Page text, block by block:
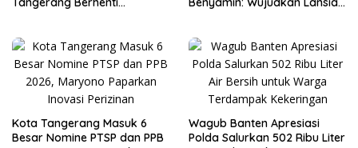
Kota Tangerang Masuk 6
Besar Nomine PTSP dan PPB
Wagub Banten Apresiasi
Polda Salurkan 502 Ribu Liter